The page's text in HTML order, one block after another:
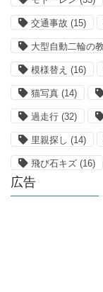
交通事故 (15)
大型自動二輪の
模様替え (16)
猫写真 (14)
過走行 (32)
里親探し (14)
飛び石キズ (16)
広告